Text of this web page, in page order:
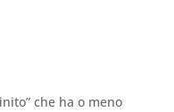
che ha o meno